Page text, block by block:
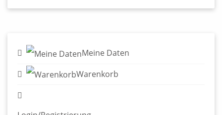
Meine Daten
Login/Registrierung
Widerruf für Kunden